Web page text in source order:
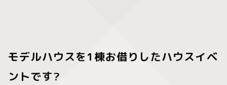
モデルハウスを1棟お借りしたハウスイベ
ントです?️